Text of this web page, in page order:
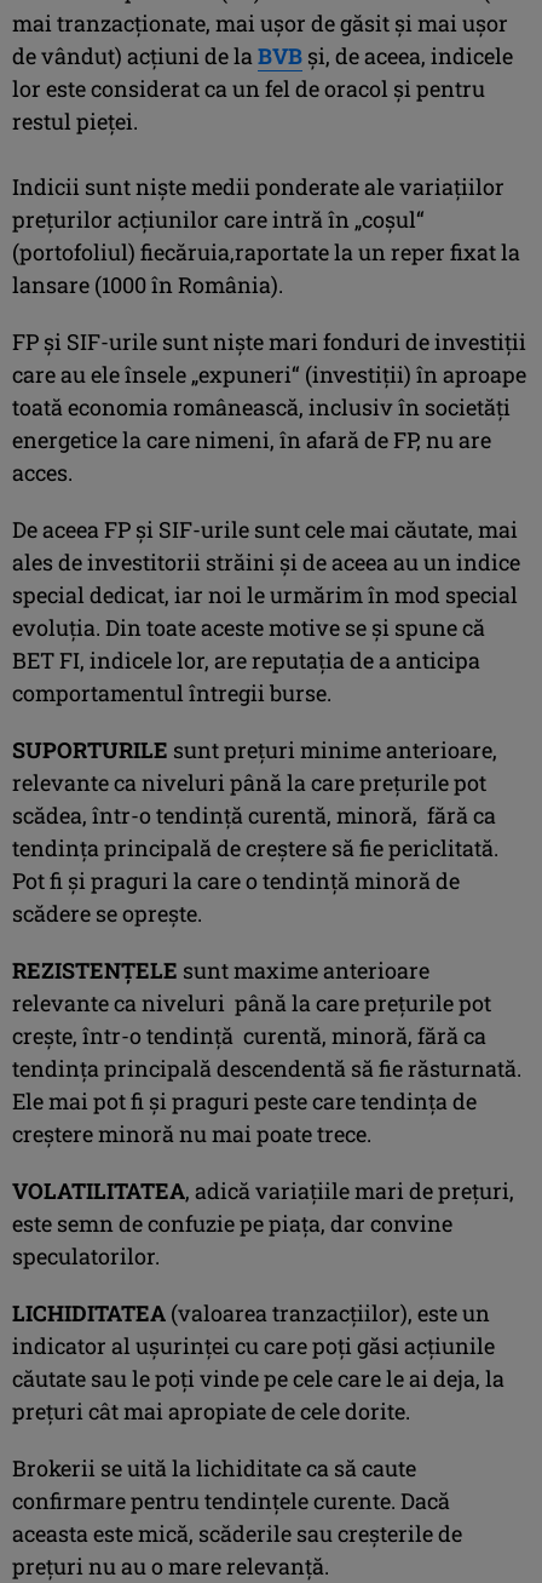
mai tranzacţionate, mai uşor de găsit şi mai uşor
de vândut) acţiuni de laBVB şi, de aceea, indicele
lor este considerat ca un fel de oracol şi pentru
restul pieţei.
Indicii sunt nişte medii ponderate ale variaţiilor
preţurilor acţiunilor care intră în „coşul“
(portofoliul) fiecăruia,raportate la un reper fixat la
lansare (1000 în România).
FP şi SIF-urile sunt nişte mari fonduri de investiţii
care au ele însele „expuneri“ (investiţii) în aproape
toată economia românească, inclusiv în societăţi
energetice la care nimeni, în afară de FP, nu are
acces.
De aceea FP şi SIF-urile sunt cele mai căutate, mai
ales de investitorii străini şi de aceea au un indice
special dedicat, iar noi le urmărim în mod special
evoluţia. Din toate aceste motive se şi spune că
BET FI, indicele lor, are reputaţia de a anticipa
comportamentul întregii burse.
SUPORTURILE sunt preţuri minime anterioare,
relevante ca niveluri până la care preţurile pot
scădea, într-o tendinţă curentă, minoră, fără ca
tendinţa principală de creştere să fie periclitată.
Pot fi şi praguri la care o tendinţă minoră de
scădere se opreşte.
REZISTENŢELE sunt maxime anterioare
relevante ca niveluri până la care preţurile pot
creşte, într-o tendinţă curentă, minoră, fără ca
tendinţa principală descendentă să fie răsturnată.
Ele mai pot fi şi praguri peste care tendinţa de
creştere minoră nu mai poate trece.
VOLATILITATEA, adică variaţiile mari de preţuri,
este semn de confuzie pe piaţa, dar convine
speculatorilor.
LICHIDITATEA (valoarea tranzacţiilor), este un
indicator al uşurinţei cu care poţi găsi acţiunile
căutate sau le poţi vinde pe cele care le ai deja, la
preţuri cât mai apropiate de cele dorite.
Brokerii se uită la lichiditate ca să caute
confirmare pentru tendinţele curente. Dacă
aceasta este mică, scăderile sau creşterile de
preţuri nu au o mare relevanţă.